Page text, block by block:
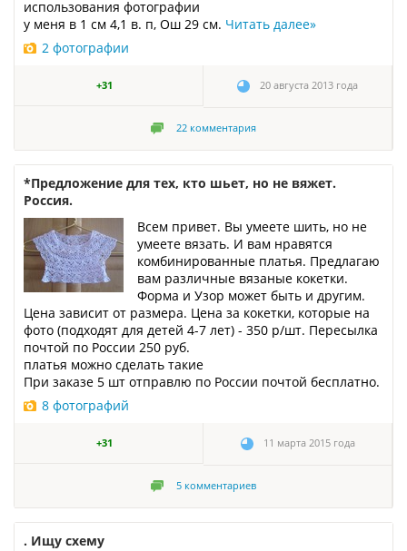
использования фотографии
у меня в 1 см 4,1 в. п, Ош 29 см. Читать далее»
2 фотографии
+31 20 августа 2013 года
22 комментария
*Предложение для тех, кто шьет, но не вяжет.
Россия.
Всем привет. Вы умеете шить, но не
умеете вязать. И вам нравятся
комбинированные платья. Предлагаю
вам различные вязаные кокетки.
Форма и Узор может быть и другим.
Цена зависит от размера. Цена за кокетки, которые на
фото (подходят для детей 4-7 лет) - 350 р/шт. Пересылка
почтой по России 250 руб.
платья можно сделать такие
При заказе 5 шт отправлю по России почтой бесплатно.
8 фотографий
+31 11 марта 2015 года
5 комментариев
. Ищу схему